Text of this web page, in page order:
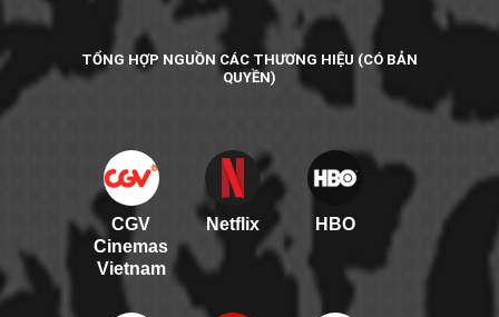
TỔNG HỢP NGUỒN CÁC THƯƠNG HIỆU (CÓ BẢN
QUYỀN)
CGV
Cinemas
Vietnam
Netflix HBO